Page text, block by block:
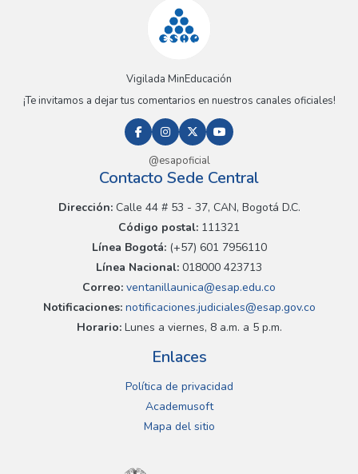
Vigilada MinEducación
¡Te invitamos a dejar tus comentarios en nuestros canales oficiales!
@esapoficial
Contacto Sede Central
Dirección:Calle 44 # 53 - 37, CAN, Bogotá D.C.
Código postal: 111321
Línea Bogotá:(+57) 601 7956110
Línea Nacional: 018000 423713
Correo: ventanillaunica@esap.edu.co
Notificaciones:notificaciones.judiciales@esap.gov.co
Horario:Lunes a viernes, 8 a.m. a 5 p.m.
Enlaces
Política de privacidad
Academusoft
Mapa del sitio